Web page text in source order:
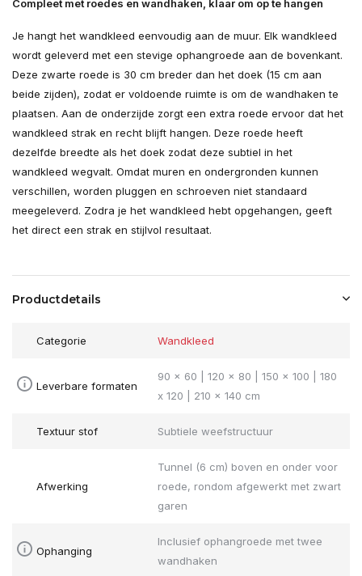
Compleet met roedes en wandhaken, klaar om op te hangen
Je hangt het wandkleed eenvoudig aan de muur. Elk wandkleed
wordt geleverd met een stevige ophangroede aan de bovenkant.
Deze zwarte roede is 30 cm breder dan het doek (15 cm aan
beide zijden), zodat er voldoende ruimte is om de wandhaken te
plaatsen. Aan de onderzijde zorgt een extra roede ervoor dat het
wandkleed strak en recht blijft hangen. Deze roede heeft
dezelfde breedte als het doek zodat deze subtiel in het
wandkleed wegvalt. Omdat muren en ondergronden kunnen
verschillen, worden pluggen en schroeven niet standaard
meegeleverd. Zodra je het wandkleed hebt opgehangen, geeft
het direct een strak en stijlvol resultaat.
Productdetails
Categorie Wandkleed
Leverbare formaten
90 x 60 | 120 x 80 | 150 x 100 | 180
x 120 | 210 x 140 cm
Textuur stof Subtiele weefstructuur
Afwerking
Tunnel (6 cm) boven en onder voor
roede, rondom afgewerkt met zwart
garen
Ophanging
Inclusief ophangroede met twee
wandhaken